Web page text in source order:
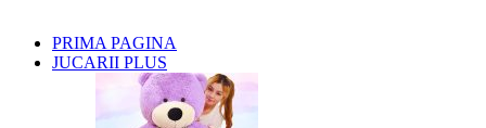
PRIMA PAGINA
JUCARII PLUS